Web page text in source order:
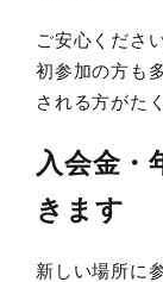
ご安心ください
初参加の方も
される方がた
入会金・
きます
新しい場所に